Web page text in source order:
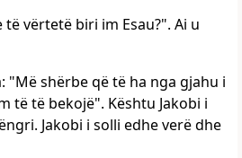
të vërtetë biri im Esau?". Ai u
"Më shërbe që të ha nga gjahu i
të të bekojë". Kështu Jakobi i
Jakobi i solli edhe verë dhe